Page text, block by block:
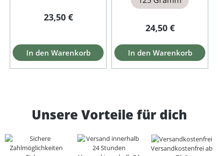
Regulärer Preis:
23,50 €
In den Warenkorb
Regulärer Preis:
24,50 €
In den Warenkorb
Unsere Vorteile für dich
Versandkostenfrei ab